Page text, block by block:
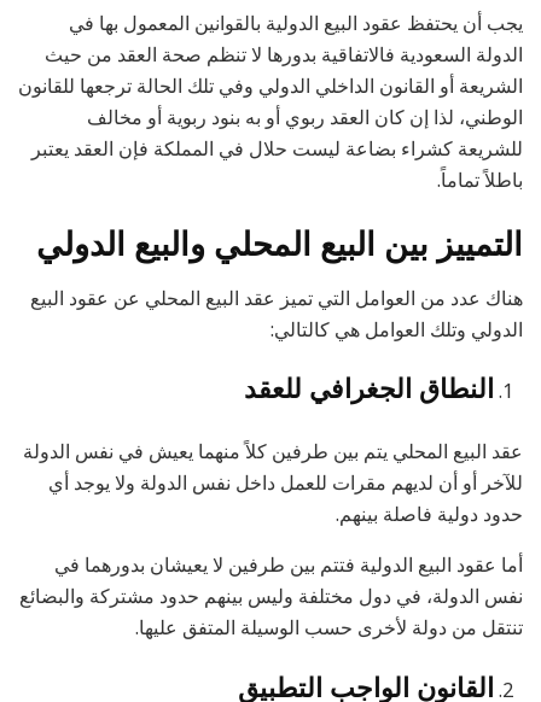
يجب أن يحتفظ عقود البيع الدولية بالقوانين المعمول بها في
الدولة السعودية فالاتفاقية بدورها لا تنظم صحة العقد من حيث
الشريعة أو القانون الداخلي الدولي وفي تلك الحالة ترجعها للقانون
الوطني، لذا إن كان العقد ربوي أو به بنود ربوية أو مخالف
للشريعة كشراء بضاعة ليست حلال في المملكة فإن العقد يعتبر
باطلاً تماماً.
التمييز بين البيع المحلي والبيع الدولي
هناك عدد من العوامل التي تميز عقد البيع المحلي عن عقود البيع
الدولي وتلك العوامل هي كالتالي:
النطاق الجغرافي للعقد
عقد البيع المحلي يتم بين طرفين كلاً منهما يعيش في نفس الدولة
للآخر أو أن لديهم مقرات للعمل داخل نفس الدولة ولا يوجد أي
حدود دولية فاصلة بينهم.
أما عقود البيع الدولية فتتم بين طرفين لا يعيشان بدورهما في
نفس الدولة، في دول مختلفة وليس بينهم حدود مشتركة والبضائع
تنتقل من دولة لأخرى حسب الوسيلة المتفق عليها.
القانون الواجب التطبيق